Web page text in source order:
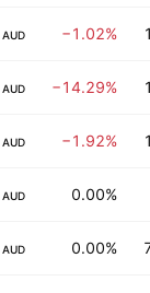
AUD −1.02%
AUD −14.29%
AUD −1.92%
AUD 0.00%
AUD 0.00%